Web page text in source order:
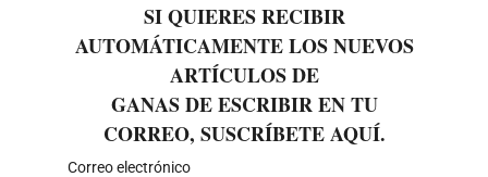
SI QUIERES RECIBIR
AUTOMÁTICAMENTE LOS NUEVOS
ARTÍCULOS DE
GANAS DE ESCRIBIR EN TU
CORREO, SUSCRÍBETE AQUÍ.
Correo electrónico